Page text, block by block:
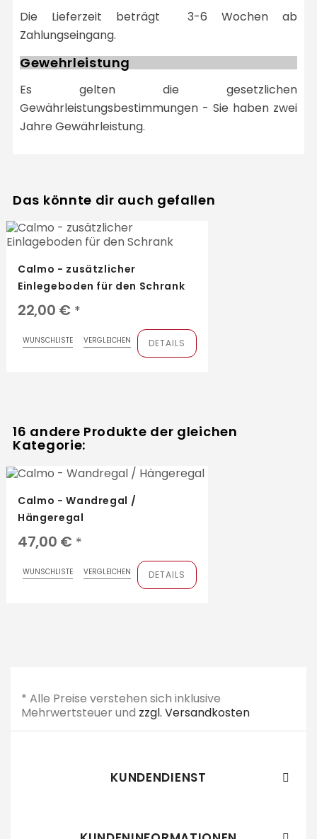
Die Lieferzeit beträgt 3-6 Wochen ab
Zahlungseingang.
Gewehrleistung
Es gelten die gesetzlichen
Gewährleistungsbestimmungen - Sie haben zwei
Jahre Gewährleistung.
Das könnte dir auch gefallen
Calmo - zusätzlicher
Einlegeboden für den Schrank
22,00 € *
WUNSCHLISTE VERGLEICHEN DETAILS
16 andere Produkte der gleichen
Kategorie:
Calmo - Wandregal /
Hängeregal
47,00 € *
WUNSCHLISTE VERGLEICHEN DETAILS
* Alle Preise verstehen sich inklusive
Mehrwertsteuer und zzgl. Versandkosten
KUNDENDIENST 